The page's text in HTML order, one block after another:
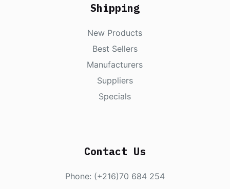
Shipping
New Products
Best Sellers
Manufacturers
Suppliers
Specials
Contact Us
Phone: (+216)70 684 254